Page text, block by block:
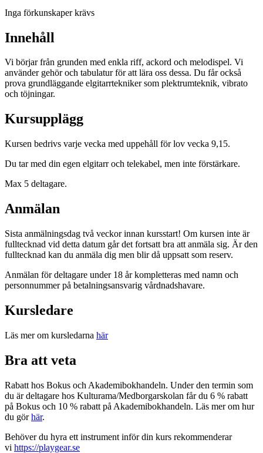
Inga förkunskaper krävs
Innehåll
Vi börjar från grunden med enkla riff, ackord och melodispel. Vi
använder gehör och tabulatur för att lära oss dessa. Du får också
prova grundläggande elgitarrtekniker som plektrumteknik, vibrato
och töjningar.
Kursupplägg
Kursen bedrivs varje vecka med uppehåll för lov vecka 9,15.
Du tar med din egen elgitarr och telekabel, men inte förstärkare.
Max 5 deltagare.
Anmälan
Sista anmälningsdag två veckor innan kursstart! Om kursen inte är
fulltecknad vid detta datum går det fortsatt bra att anmäla sig. Är den
fulltecknad kan du anmäla dig men blir då uppsatt som reserv.
Anmälan för deltagare under 18 år kompletteras med namn och
personnummer på betalningsansvarig vårdnadshavare.
Kursledare
Läs mer om kursledarna här
Bra att veta
Rabatt hos Bokus och Akademibokhandeln. Under den termin som
du är deltagare hos Kulturama/Medborgarskolan får du 6 % rabatt
på Bokus och 10 % rabatt på Akademibokhandeln. Läs mer om hur
du görhär.
Behöver du hyra ett instrument inför din kurs rekommenderar
vi https://playgear.se